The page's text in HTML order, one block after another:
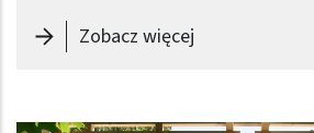
Zobacz więcej-